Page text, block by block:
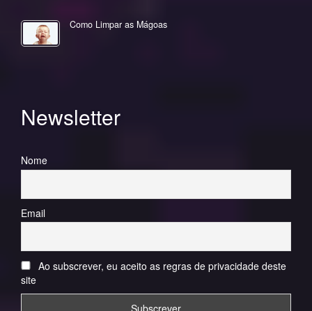
Como Limpar as Mágoas
Newsletter
Nome
Email
Ao subscrever, eu aceito as regras de privacidade deste
site